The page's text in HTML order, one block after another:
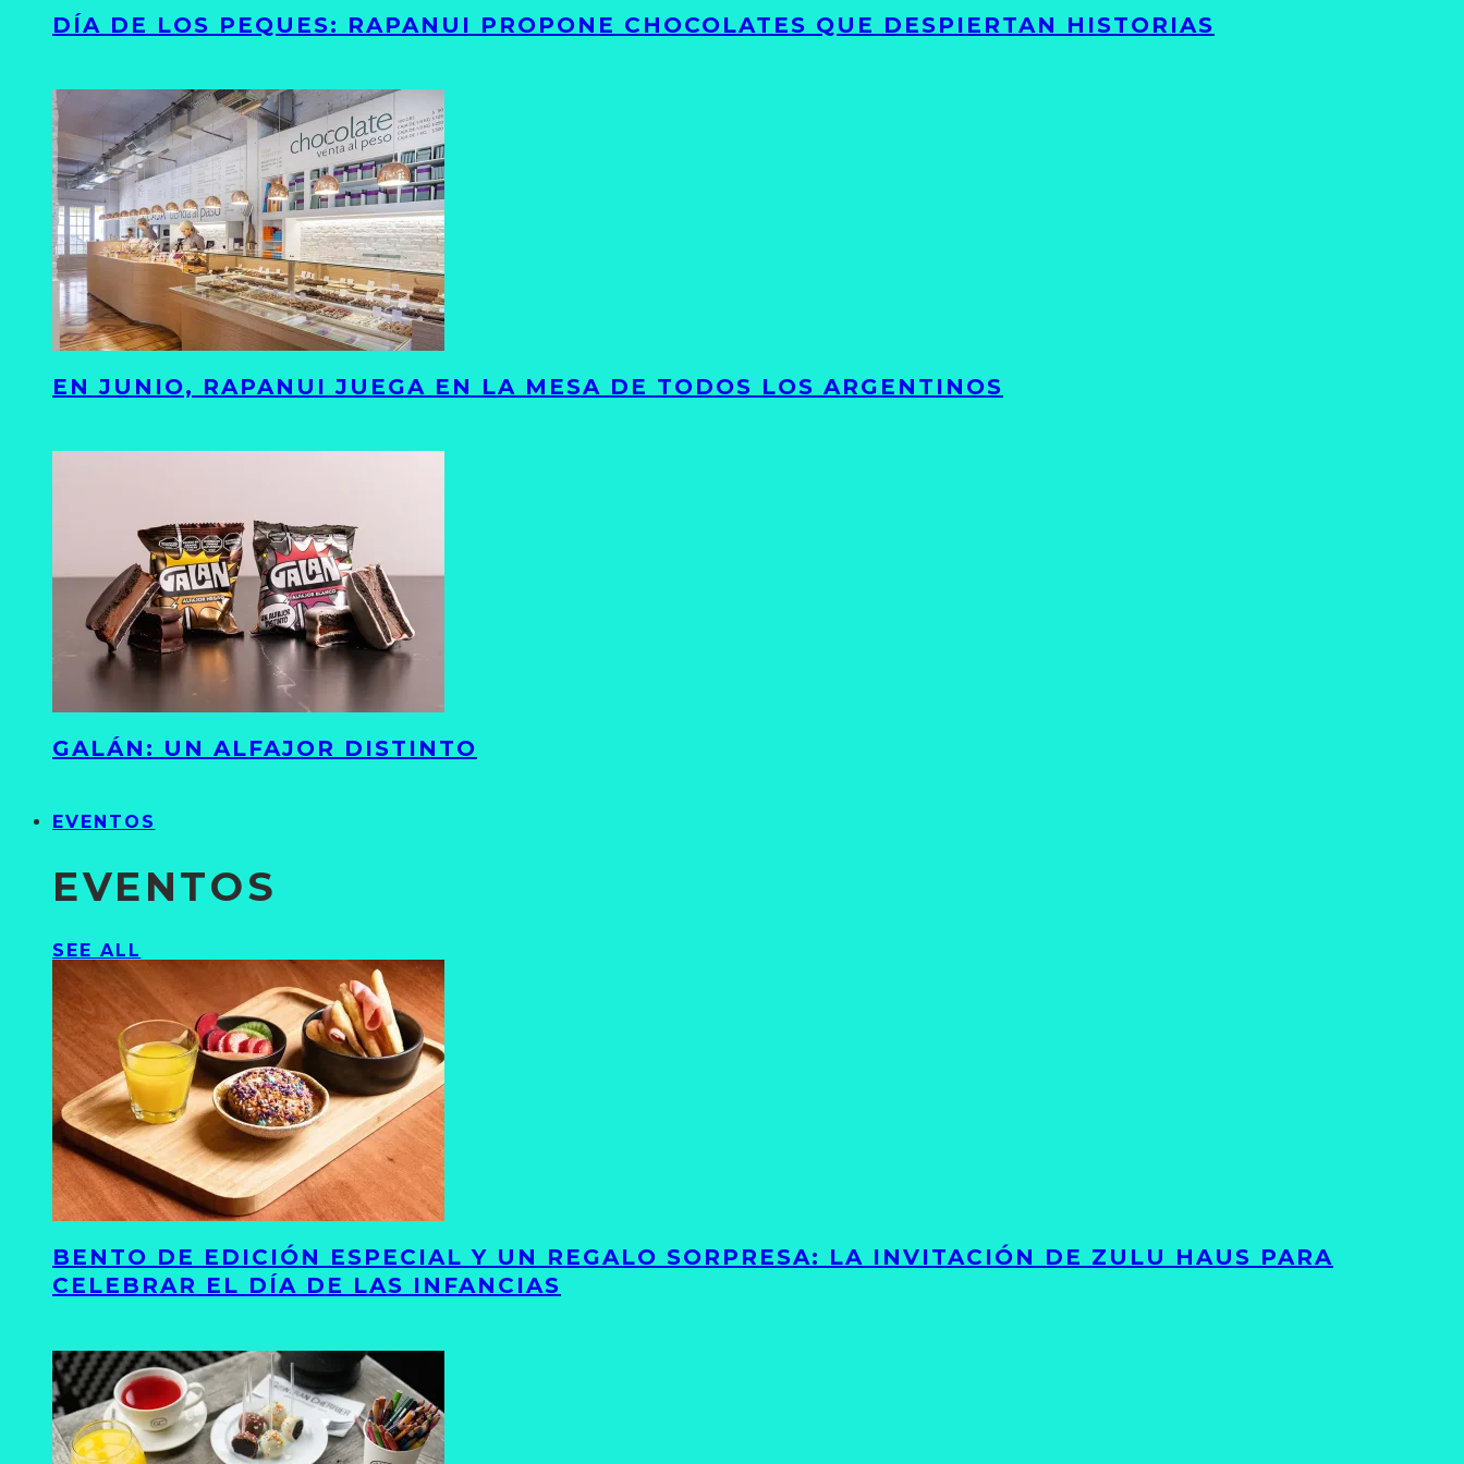
DÍA DE LOS PEQUES: RAPANUI PROPONE CHOCOLATES QUE DESPIERTAN HISTORIAS
EN JUNIO, RAPANUI JUEGA EN LA MESA DE TODOS LOS ARGENTINOS
GALÁN: UN ALFAJOR DISTINTO
EVENTOS
EVENTOS
SEE ALL
BENTO DE EDICIÓN ESPECIAL Y UN REGALO SORPRESA: LA INVITACIÓN DE ZULU HAUS PARA
CELEBRAR EL DÍA DE LAS INFANCIAS